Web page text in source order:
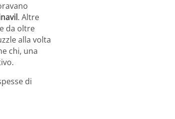
. Altre
da oltre
alla volta
chi, una
di